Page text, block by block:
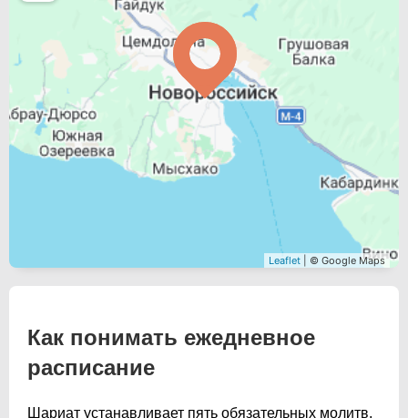
Leaflet | © Google Maps
Как понимать ежедневное
расписание
Шариат устанавливает пять обязательных молитв,